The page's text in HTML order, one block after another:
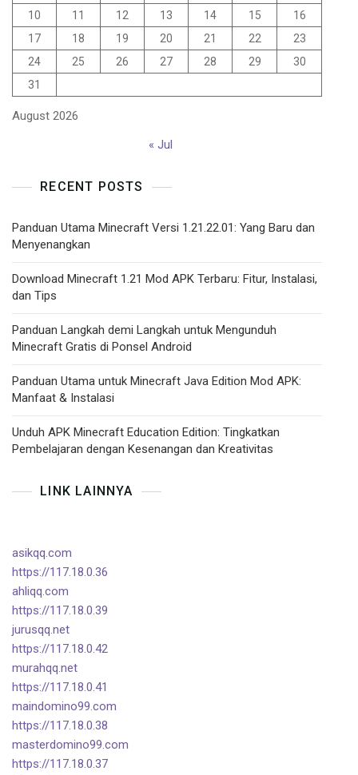
August 2026
10
11 12 13 14 15
16
17
18 19 20 21 22
23
24
25 26 27 28 29
30
31
« Jul
RECENT POSTS
Panduan Utama Minecraft Versi 1.21.22.01: Yang Baru dan
Menyenangkan
Download Minecraft 1.21 Mod APK Terbaru: Fitur, Instalasi,
dan Tips
Panduan Langkah demi Langkah untuk Mengunduh
Minecraft Gratis di Ponsel Android
Panduan Utama untuk Minecraft Java Edition Mod APK:
Manfaat & Instalasi
Unduh APK Minecraft Education Edition: Tingkatkan
Pembelajaran dengan Kesenangan dan Kreativitas
LINK LAINNYA
asikqq.com
https://117.18.0.36
ahliqq.com
https://117.18.0.39
jurusqq.net
https://117.18.0.42
murahqq.net
https://117.18.0.41
maindomino99.com
https://117.18.0.38
masterdomino99.com
https://117.18.0.37